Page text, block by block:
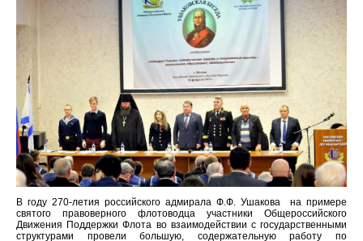
В году 270-летия российского адмирала Ф.Ф. Ушакова на примере
святого правоверного флотоводца участники Общероссийского
Движения Поддержки Флота во взаимодействии с государственными
структурами провели большую, содержательную работу по